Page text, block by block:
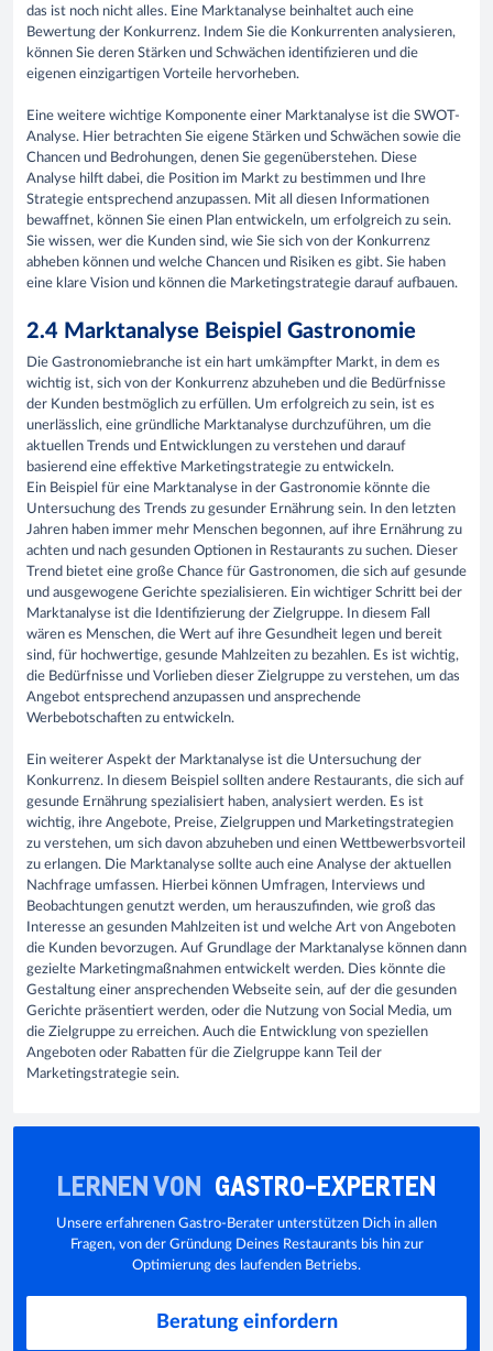
das ist noch nicht alles. Eine Marktanalyse beinhaltet auch eine
Bewertung der Konkurrenz. Indem Sie die Konkurrenten analysieren,
können Sie deren Stärken und Schwächen identifizieren und die
eigenen einzigartigen Vorteile hervorheben.
Eine weitere wichtige Komponente einer Marktanalyse ist die SWOT-
Analyse. Hier betrachten Sie eigene Stärken und Schwächen sowie die
Chancen und Bedrohungen, denen Sie gegenüberstehen. Diese
Analyse hilft dabei, die Position im Markt zu bestimmen und Ihre
Strategie entsprechend anzupassen. Mit all diesen Informationen
bewaffnet, können Sie einen Plan entwickeln, um erfolgreich zu sein.
Sie wissen, wer die Kunden sind, wie Sie sich von der Konkurrenz
abheben können und welche Chancen und Risiken es gibt. Sie haben
eine klare Vision und können die Marketingstrategie darauf aufbauen.
2.4 Marktanalyse Beispiel Gastronomie
Die Gastronomiebranche ist ein hart umkämpfter Markt, in dem es
wichtig ist, sich von der Konkurrenz abzuheben und die Bedürfnisse
der Kunden bestmöglich zu erfüllen. Um erfolgreich zu sein, ist es
unerlässlich, eine gründliche Marktanalyse durchzuführen, um die
aktuellen Trends und Entwicklungen zu verstehen und darauf
basierend eine effektive Marketingstrategie zu entwickeln.
Ein Beispiel für eine Marktanalyse in der Gastronomie könnte die
Untersuchung des Trends zu gesunder Ernährung sein. In den letzten
Jahren haben immer mehr Menschen begonnen, auf ihre Ernährung zu
achten und nach gesunden Optionen in Restaurants zu suchen. Dieser
Trend bietet eine große Chance für Gastronomen, die sich auf gesunde
und ausgewogene Gerichte spezialisieren. Ein wichtiger Schritt bei der
Marktanalyse ist die Identifizierung der Zielgruppe. In diesem Fall
wären es Menschen, die Wert auf ihre Gesundheit legen und bereit
sind, für hochwertige, gesunde Mahlzeiten zu bezahlen. Es ist wichtig,
die Bedürfnisse und Vorlieben dieser Zielgruppe zu verstehen, um das
Angebot entsprechend anzupassen und ansprechende
Werbebotschaften zu entwickeln.
Ein weiterer Aspekt der Marktanalyse ist die Untersuchung der
Konkurrenz. In diesem Beispiel sollten andere Restaurants, die sich auf
gesunde Ernährung spezialisiert haben, analysiert werden. Es ist
wichtig, ihre Angebote, Preise, Zielgruppen und Marketingstrategien
zu verstehen, um sich davon abzuheben und einen Wettbewerbsvorteil
zu erlangen. Die Marktanalyse sollte auch eine Analyse der aktuellen
Nachfrage umfassen. Hierbei können Umfragen, Interviews und
Beobachtungen genutzt werden, um herauszufinden, wie groß das
Interesse an gesunden Mahlzeiten ist und welche Art von Angeboten
die Kunden bevorzugen. Auf Grundlage der Marktanalyse können dann
gezielte Marketingmaßnahmen entwickelt werden. Dies könnte die
Gestaltung einer ansprechenden Webseite sein, auf der die gesunden
Gerichte präsentiert werden, oder die Nutzung von Social Media, um
die Zielgruppe zu erreichen. Auch die Entwicklung von speziellen
Angeboten oder Rabatten für die Zielgruppe kann Teil der
Marketingstrategie sein.
LERNEN VON GASTRO-EXPERTEN
Unsere erfahrenen Gastro-Berater unterstützen Dich in allen
Fragen, von der Gründung Deines Restaurants bis hin zur
Optimierung des laufenden Betriebs.
Beratung einfordern